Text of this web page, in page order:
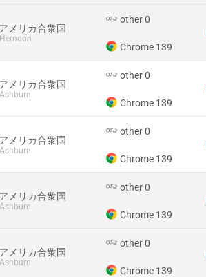
アメリカ合衆国
Herndon
other 0
Chrome 139
アメリカ合衆国
Ashburn
other 0
Chrome 139
アメリカ合衆国
Ashburn
other 0
Chrome 139
アメリカ合衆国
Ashburn
other 0
Chrome 139
アメリカ合衆国
Ashburn
other 0
Chrome 139